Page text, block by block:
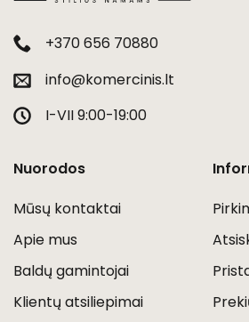
+370 656 70880
info@komercinis.lt
I-VII 9:00-19:00
Nuorodos
Mūsų kontaktai
Apie mus
Baldų gamintojai
Klientų atsiliepimai